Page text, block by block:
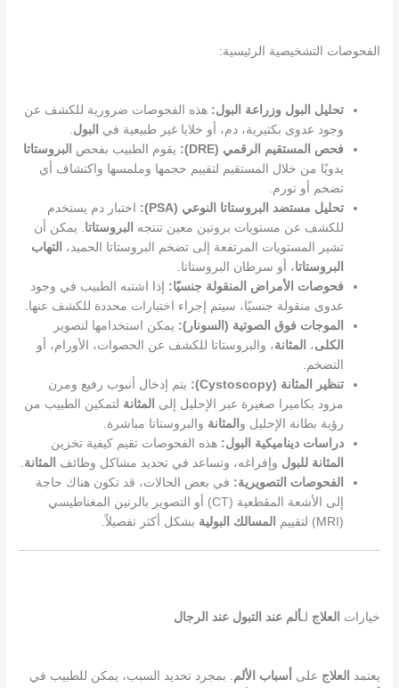
الفحوصات التشخيصية الرئيسية:
تحليل البول وزراعة البول: هذه الفحوصات ضرورية للكشف عن
وجود عدوى بكتيرية، دم، أو خلايا غير طبيعية في البول
فحص المستقيم الرقمي (DRE):
يقوم الطبيب بفحص البروستاتا
يدويًا من خلال المستقيم لتقييم حجمها وملمسها واكتشاف أي
تضخم أو تورم.
تحليل مستضد البروستاتا النوعي (PSA):
اختبار دم يستخدم
للكشف عن مستويات بروتين معين تنتجه البروستاتا . يمكن أن
تشير المستويات المرتفعة إلى تضخم البروستاتا الحميد، التهاب
البروستاتا، أو سرطان البروستاتا.
فحوصات الأمراض المنقولة جنسيًا: إذا اشتبه الطبيب في وجود
عدوى منقولة جنسيًا، سيتم إجراء اختبارات محددة للكشف عنها.
الموجات فوق الصوتية (السونار): يمكن استخدامها لتصوير
الكلى، المثانة، والبروستاتا للكشف عن الحصوات، الأورام، أو
التضخم.
تنظير المثانة (Cystoscopy):
يتم إدخال أنبوب رفيع ومرن
مزود بكاميرا صغيرة عبر الإحليل إلى المثانة لتمكين الطبيب من
رؤية بطانة الإحليل و المثانة والبروستاتا مباشرة.
دراسات ديناميكية البول: هذه الفحوصات تقيم كيفية تخزين
المثانة للبول وإفراغه، وتساعد في تحديد مشاكل وظائف المثانة
الفحوصات التصويرية: في بعض الحالات، قد تكون هناك حاجة
إلى الأشعة المقطعية (CT) أو التصوير بالرنين المغناطيسي
(MRI) لتقييم
المسالك البولية بشكل أكثر تفصيلاً.
خيارات العلاج لـألم عند التبول عند الرجال
يعتمد العلاج على أسباب الألم. بمجرد تحديد السبب، يمكن للطبيب في